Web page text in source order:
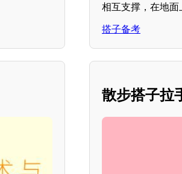
相互支撑，在地面
搭子备考
散步搭子拉